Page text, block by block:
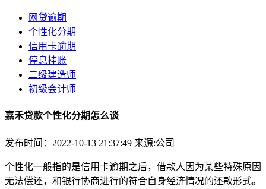
网贷逾期
个性化分期
信用卡逾期
停息挂账
二级建造师
初级会计师
嘉禾贷款个性化分期怎么谈
发布时间：2022-10-13 21:37:49 来源:公司
个性化一般指的是信用卡逾期之后，借款人因为某些特殊原因
无法偿还，和银行协商进行的符合自身经济情况的还款形式。